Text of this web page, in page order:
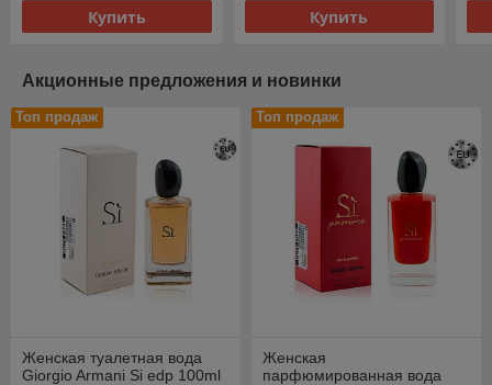
Купить Купить
Акционные предложения и новинки
Топ продаж
Женская туалетная вода
Giorgio Armani Si edp 100ml
Топ продаж
Женская
парфюмированная вода